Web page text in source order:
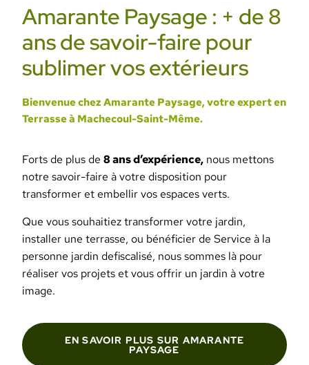
Amarante Paysage : + de 8
ans de savoir-faire pour
sublimer vos extérieurs
Bienvenue chez Amarante Paysage, votre expert en
Terrasse à Machecoul-Saint-Même.
Forts de plus de 8 ans d’expérience, nous mettons
notre savoir-faire à votre disposition pour
transformer et embellir vos espaces verts.
Que vous souhaitiez transformer votre jardin,
installer une terrasse, ou bénéficier de Service à la
personne jardin defiscalisé, nous sommes là pour
réaliser vos projets et vous offrir un jardin à votre
image.
EN SAVOIR PLUS SUR AMARANTE
PAYSAGE